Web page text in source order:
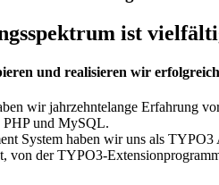
ist
und realisieren wir
wir jahrzehntelange Erfahrung
PHP und MySQL.
System haben wir uns als
von der TYPO3-